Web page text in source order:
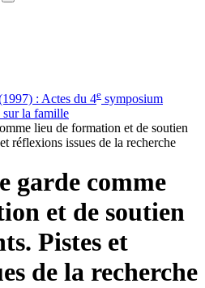
: Actes du 4e symposium
sur la famille
lieu de formation et de soutien
réflexions issues de la recherche
garde comme
et de soutien
Pistes et
de la recherche